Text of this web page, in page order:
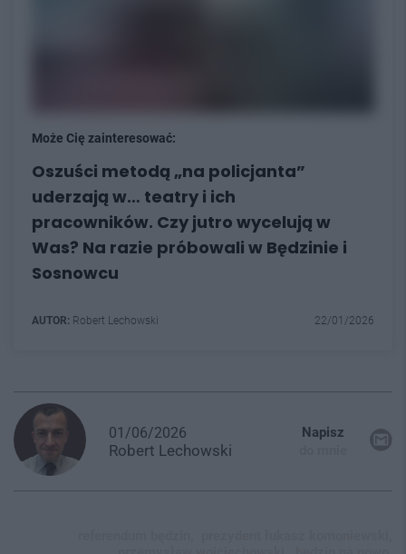
Może Cię zainteresować:
Oszuści metodą „na policjanta”
uderzają w… teatry i ich
pracowników. Czy jutro wycelują w
Was? Na razie próbowali w Będzinie i
Sosnowcu
AUTOR: Robert Lechowski 22/01/2026
01/06/2026
Robert Lechowski
Napisz